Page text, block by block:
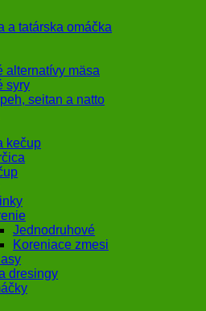
a tatárska omáčka
alternatívy mäsa
syry
seitan a natto
kečup
Jednodruhové
Koreniace zmesi
dresingy